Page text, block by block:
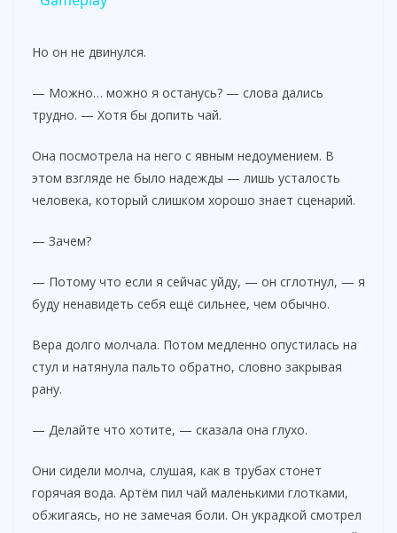
d
o
Но он не двинулся.
— Можно… можно я останусь? — слова дались
трудно. — Хотя бы допить чай.
Она посмотрела на него с явным недоумением. В
этом взгляде не было надежды — лишь усталость
человека, который слишком хорошо знает сценарий.
— Зачем?
— Потому что если я сейчас уйду, — он сглотнул, — я
буду ненавидеть себя ещё сильнее, чем обычно.
Вера долго молчала. Потом медленно опустилась на
стул и натянула пальто обратно, словно закрывая
рану.
— Делайте что хотите, — сказала она глухо.
Они сидели молча, слушая, как в трубах стонет
горячая вода. Артём пил чай маленькими глотками,
обжигаясь, но не замечая боли. Он украдкой смотрел